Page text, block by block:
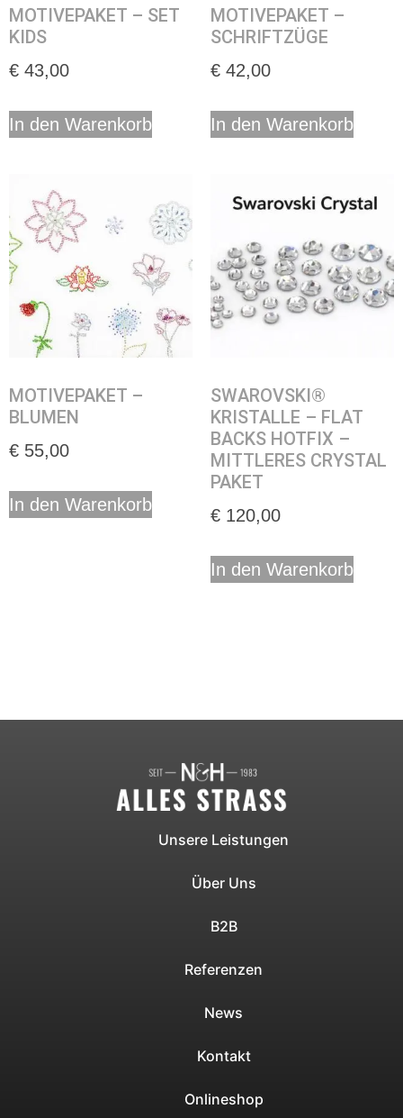
MOTIVEPAKET – SET
KIDS
€ 43,00
In den Warenkorb
MOTIVEPAKET –
SCHRIFTZÜGE
€ 42,00
In den Warenkorb
MOTIVEPAKET –
BLUMEN
€ 55,00
In den Warenkorb
SWAROVSKI®
KRISTALLE – FLAT
BACKS HOTFIX –
MITTLERES CRYSTAL
PAKET
€ 120,00
In den Warenkorb
Unsere Leistungen
Über Uns
B2B
Referenzen
News
Kontakt
Onlineshop